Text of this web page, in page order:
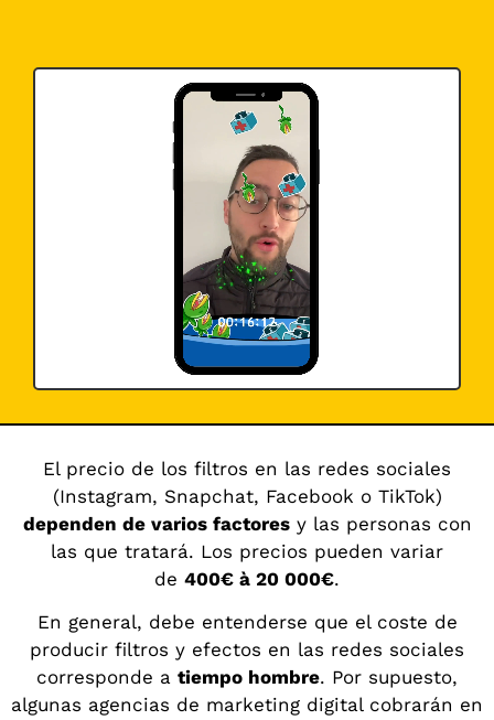
El precio de los filtros en las redes sociales
(Instagram, Snapchat, Facebook o TikTok)
dependen de varios factoresy las personas con
las que tratará. Los precios pueden variar
de 400€ à 20 000€.
En general, debe entenderse que el coste de
producir filtros y efectos en las redes sociales
corresponde a tiempo hombre. Por supuesto,
algunas agencias de marketing digital cobrarán en